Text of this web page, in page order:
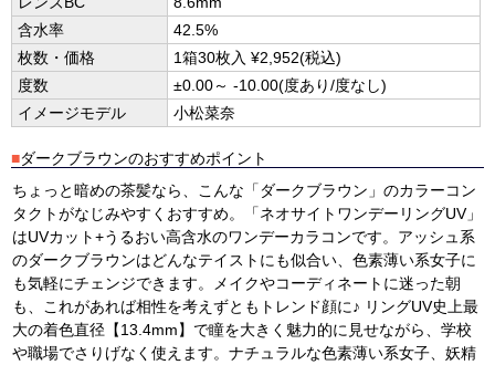
含水率
42.5%
枚数・価格
1箱30枚入 ¥2,952(税込)
度数
±0.00～ -10.00(度あり/度なし)
イメージモデル
小松菜奈
■ダークブラウンのおすすめポイント
ちょっと暗めの茶髪なら、こんな「ダークブラウン」のカラーコン
タクトがなじみやすくおすすめ。「ネオサイトワンデーリングUV」
はUVカット+うるおい高含水のワンデーカラコンです。アッシュ系
のダークブラウンはどんなテイストにも似合い、色素薄い系女子に
も気軽にチェンジできます。メイクやコーディネートに迷った朝
も、これがあれば相性を考えずともトレンド顔に♪ リングUV史上最
大の着色直径【13.4mm】で瞳を大きく魅力的に見せながら、学校
や職場でさりげなく使えます。ナチュラルな色素薄い系女子、妖精